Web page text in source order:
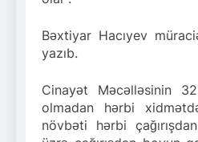
Bəxtiyar Hacıyev
yazıb.
Cinayət Məcəlləsinin
olmadan hərbi
növbəti hərbi